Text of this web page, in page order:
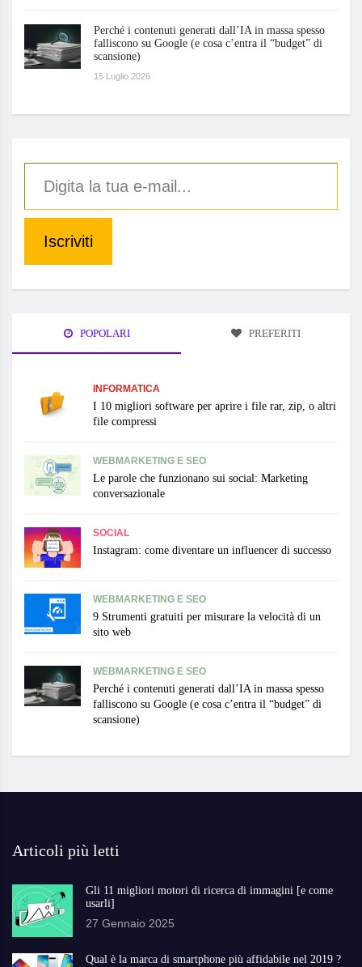
Perché i contenuti generati dall’IA in massa spesso
falliscono su Google (e cosa c’entra il “budget” di
scansione)
15 Luglio 2026
Iscriviti
POPOLARI PREFERITI
INFORMATICA
I 10 migliori software per aprire i file rar, zip, o altri
file compressi
WEBMARKETING E SEO
Le parole che funzionano sui social: Marketing
conversazionale
SOCIAL
Instagram: come diventare un influencer di successo
WEBMARKETING E SEO
9 Strumenti gratuiti per misurare la velocità di un
sito web
WEBMARKETING E SEO
Perché i contenuti generati dall’IA in massa spesso
falliscono su Google (e cosa c’entra il “budget” di
scansione)
Articoli più letti
Gli 11 migliori motori di ricerca di immagini [e come
usarli]
27 Gennaio 2025
Qual è la marca di smartphone più affidabile nel 2019 ?